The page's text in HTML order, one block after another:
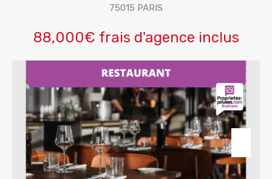
75015 PARIS
88,000€ frais d'agence inclus